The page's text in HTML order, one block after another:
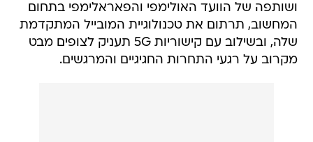
ושותפה של הוועד האולימפי והפאראלימפי בתחום
המחשוב, תרתום את טכנולוגיית המובייל המתקדמת
שלה, ובשילוב עם קישוריות 5G תעניק לצופים מבט
מקרוב על רגעי התחרות החגיגיים והמרגשים.